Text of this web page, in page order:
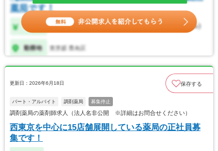
更新日：2026年6月18日 保存する
パート・アルバイト 調剤薬局 募集停止
調剤薬局の薬剤師求人（法人名非公開 ※詳細はお問合せください）
西東京を中心に15店舗展開している薬局の正社員募
集です！